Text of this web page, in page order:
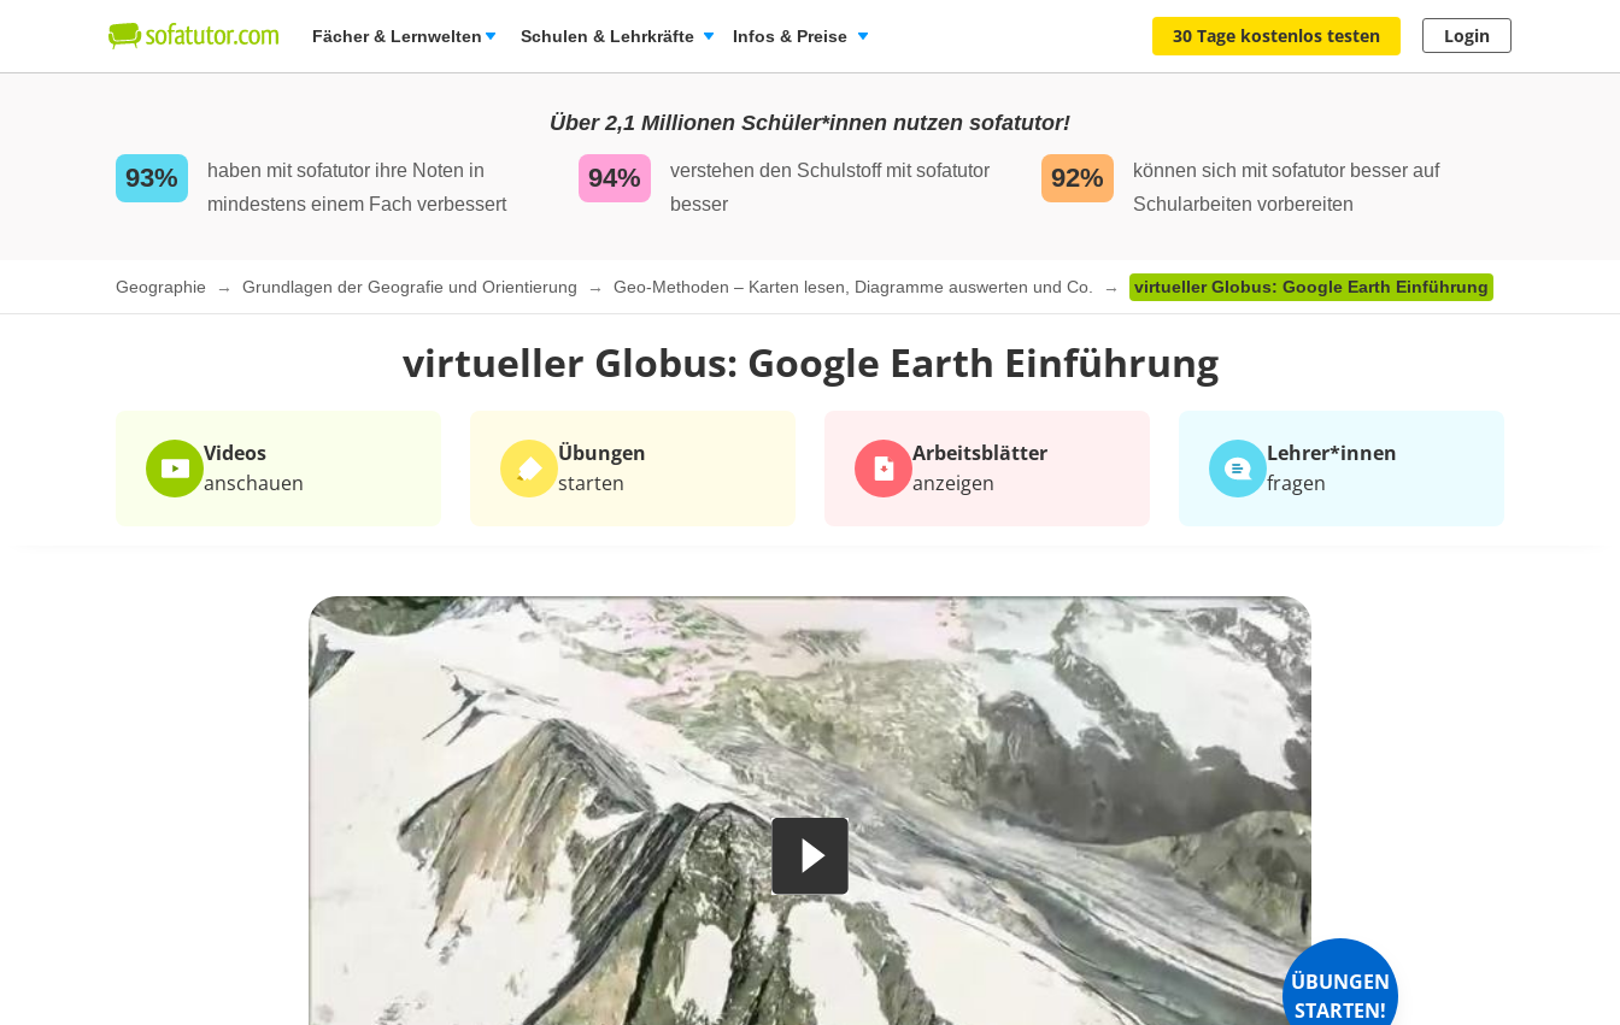
Fächer & Lernwelten Schulen & Lehrkräfte Infos & Preise 30 Tage kostenlos testen Login
Über 2,1 Millionen Schüler*innen nutzen sofatutor!
93%
haben mit sofatutor ihre Noten in
mindestens einem Fach verbessert
94%
verstehen den Schulstoff mit sofatutor
besser
92%
können sich mit sofatutor besser auf
Schularbeiten vorbereiten
Geographie Grundlagen der Geografie und Orientierung Geo-Methoden – Karten lesen, Diagramme auswerten und Co. virtueller Globus: Google Earth Einführung
virtueller Globus: Google Earth Einführung
Videos
anschauen
Übungen
starten
Arbeits­blätter
anzeigen
Lehrer*​innen
fragen
ÜBUNGEN
STARTEN!